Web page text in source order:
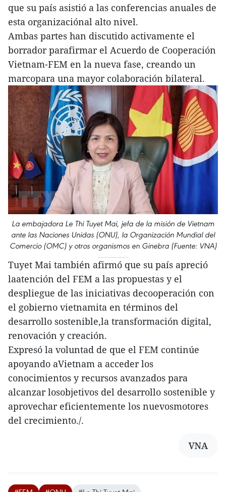
que su país asistió a las conferencias anuales de
esta organizaciónal alto nivel.
Ambas partes han discutido activamente el
borrador parafirmar el Acuerdo de Cooperación
Vietnam-FEM en la nueva fase, creando un
marcopara una mayor colaboración bilateral.
La embajadora Le Thi Tuyet Mai, jefa de la misión de Vietnam
ante las Naciones Unidas (ONU), la Organización Mundial del
Comercio (OMC) y otros organismos en Ginebra (Fuente: VNA)
Tuyet Mai también afirmó que su país apreció
laatención del FEM a las propuestas y el
despliegue de las iniciativas decooperación con
el gobierno vietnamita en términos del
desarrollo sostenible,la transformación digital,
renovación y creación.
Expresó la voluntad de que el FEM continúe
apoyando aVietnam a acceder los
conocimientos y recursos avanzados para
alcanzar losobjetivos del desarrollo sostenible y
aprovechar eficientemente los nuevosmotores
del crecimiento./.
VNA